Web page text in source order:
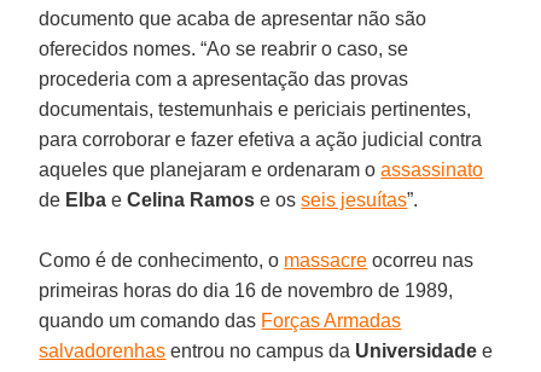
documento que acaba de apresentar não são
oferecidos nomes. “Ao se reabrir o caso, se
procederia com a apresentação das provas
documentais, testemunhais e periciais pertinentes,
para corroborar e fazer efetiva a ação judicial contra
aqueles que planejaram e ordenaram oassassinato
de Elba eCelina Ramos e osseis jesuítas”.
Como é de conhecimento, o massacre ocorreu nas
primeiras horas do dia 16 de novembro de 1989,
quando um comando das Forças Armadas
salvadorenhas entrou no campus da Universidade e